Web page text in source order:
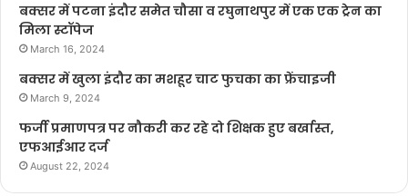
बक्सर में पटना इंदौर समेत चौसा व रघुनाथपुर में एक एक ट्रेन का
मिला स्टॉपेज
March 16, 2024
बक्सर में खुला इंदौर का मशहूर चाट फुचका का फ्रेंचाइजी
March 9, 2024
फर्जी प्रमाणपत्र पर नौकरी कर रहे दो शिक्षक हुए बर्खास्त,
एफआईआर दर्ज
August 22, 2024